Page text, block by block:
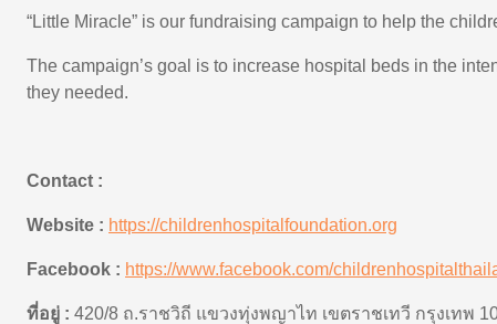
“Little Miracle” is our fundraising campaign to help the
The campaign’s goal is to increase hospital beds in the
they needed.
Contact :
Website : https://childrenhospitalfoundation.org
Facebook : https://www.facebook.com/
ที่อยู่ : 420/8 ถ.ราชวิถี แขวงทุ่งพญาไท เขตราชเทวี กรุงเทพ